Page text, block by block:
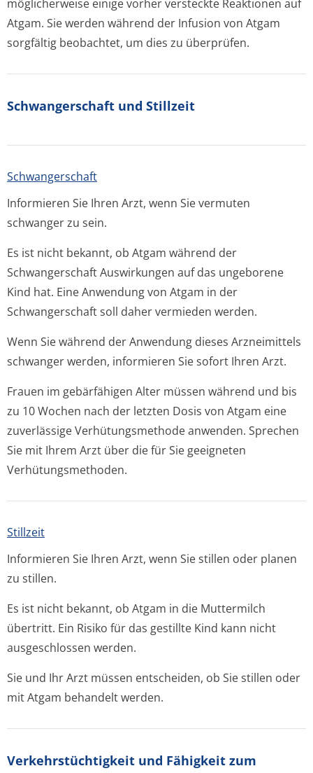
möglicherweise einige vorher versteckte Reaktionen auf
Atgam. Sie werden während der Infusion von Atgam
sorgfältig beobachtet, um dies zu überprüfen.
Schwangerschaft und Stillzeit
Schwangerschaft
Informieren Sie Ihren Arzt, wenn Sie vermuten
schwanger zu sein.
Es ist nicht bekannt, ob Atgam während der
Schwangerschaft Auswirkungen auf das ungeborene
Kind hat. Eine Anwendung von Atgam in der
Schwangerschaft soll daher vermieden werden.
Wenn Sie während der Anwendung dieses Arzneimittels
schwanger werden, informieren Sie sofort Ihren Arzt.
Frauen im gebärfähigen Alter müssen während und bis
zu 10 Wochen nach der letzten Dosis von Atgam eine
zuverlässige Verhütungsmethode anwenden. Sprechen
Sie mit Ihrem Arzt über die für Sie geeigneten
Verhütungsmethoden.
Stillzeit
Informieren Sie Ihren Arzt, wenn Sie stillen oder planen
zu stillen.
Es ist nicht bekannt, ob Atgam in die Muttermilch
übertritt. Ein Risiko für das gestillte Kind kann nicht
ausgeschlossen werden.
Sie und Ihr Arzt müssen entscheiden, ob Sie stillen oder
mit Atgam behandelt werden.
Verkehrstüchtig­keit und Fähigkeit zum